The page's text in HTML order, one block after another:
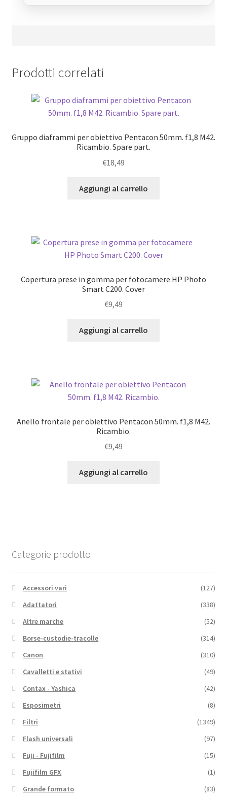
Prodotti correlati
Gruppo diaframmi per obiettivo Pentacon 50mm. f1,8 M42.
Ricambio. Spare part.
€18,49
Aggiungi al carrello
Copertura prese in gomma per fotocamere HP Photo
Smart C200. Cover
€9,49
Aggiungi al carrello
Anello frontale per obiettivo Pentacon 50mm. f1,8 M42.
Ricambio.
€9,49
Aggiungi al carrello
Categorie prodotto
Accessori vari
(127)
Adattatori
(338)
Altre marche
(52)
Borse-custodie-tracolle
(314)
Canon
(310)
Cavalletti e stativi
(49)
Contax - Yashica
(42)
Esposimetri
(8)
Filtri
(1349)
Flash universali
(97)
Fuji - Fujifilm
(15)
Fujifilm GFX
(1)
Grande formato
(83)